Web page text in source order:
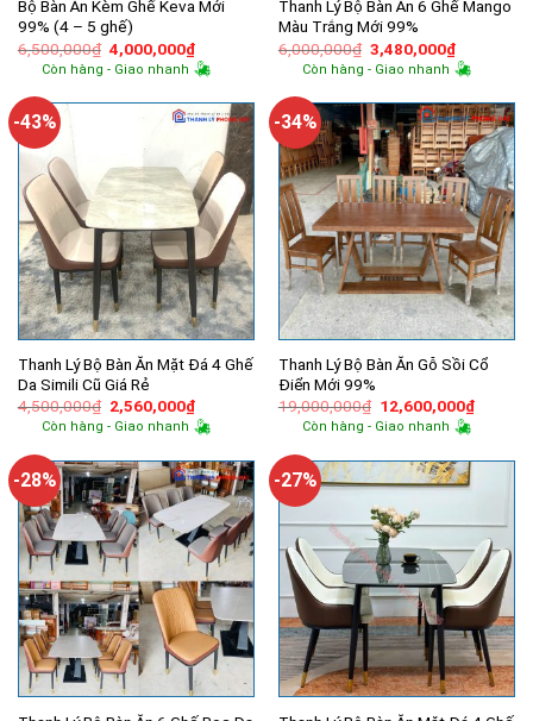
Bộ Bàn Ăn Kèm Ghế Keva Mới
99% (4 – 5 ghế)
6,500,000₫ Giá
gốc
là:
4,000,000₫Giá
hiện
tại
4,000,000₫.
Còn hàng - Giao nhanh
Thanh Lý Bộ Bàn Ăn 6 Ghế Mango
Màu Trắng Mới 99%
6,000,000₫ Giá
gốc
là:
3,480,000₫Giá
hiện
tại
Còn hàng - Giao nhanh
-43%
Thanh Lý Bộ Bàn Ăn Mặt Đá 4 Ghế
Da Simili Cũ Giá Rẻ
4,500,000₫ Giá
gốc
là:
2,560,000₫Giá
hiện
tại
2,560,000₫.
Còn hàng - Giao nhanh
-34%
Thanh Lý Bộ Bàn Ăn Gỗ Sồi Cổ
Điển Mới 99%
19,000,000₫ Giá
gốc
là:
12,600,000₫Giá
hiện
Còn hàng - Giao nhanh
-28% -27%